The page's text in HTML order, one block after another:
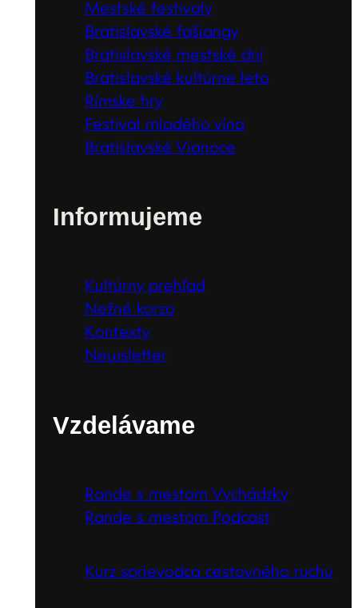
Mestské festivaly
Bratislavské fašiangy
Bratislavské mestské dni
Bratislavské kultúrne leto
Rímske hry
Festival mladého vína
Bratislavské Vianoce
Informujeme
Kultúrny prehľad
Nežné korzo
Kontexty
Newsletter
Vzdelávame
Rande s mestom Vychádzky
Rande s mestom Podcast
Kurz sprievodca cestovného ruchu